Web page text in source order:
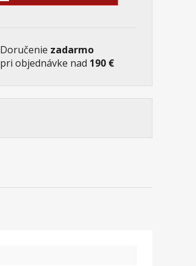
Doručenie zadarmo
pri objednávke nad 190 €